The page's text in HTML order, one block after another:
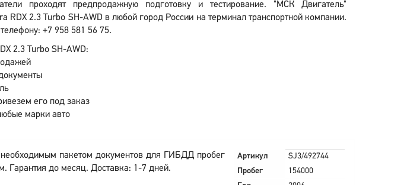
проходят предпродажную подготовку и тестирование. "МСК Двигатель"
RDX 2.3 Turbo SH-AWD в любой город России на терминал транспортной компании.
+7 958 581 56 75.
2.3 Turbo SH-AWD:
его под заказ
марки авто
пакетом документов для ГИБДД пробег
Гарантия до месяц. Доставка: 1-7 дней.
Артикул
SJ3/492744
Пробег
154000